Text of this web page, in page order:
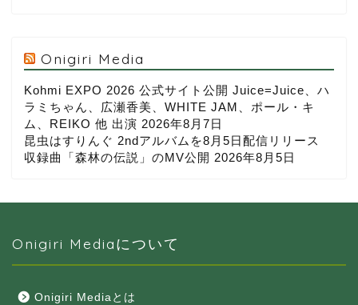
Onigiri Media
Kohmi EXPO 2026 公式サイト公開 Juice=Juice、ハ
ラミちゃん、広瀬香美、WHITE JAM、ポール・キ
ム、REIKO 他 出演 2026年8月7日
昆虫はすりんぐ 2ndアルバムを8月5日配信リリース
収録曲「森林の伝説」のMV公開 2026年8月5日
Onigiri Mediaについて
Onigiri Mediaとは